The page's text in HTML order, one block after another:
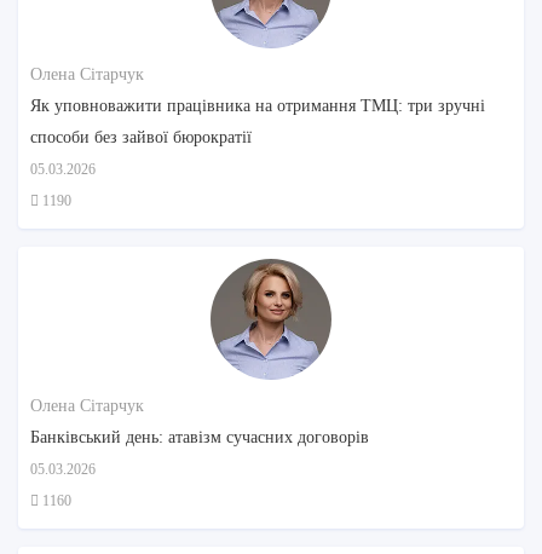
Олена Сітарчук
Як уповноважити працівника на отримання ТМЦ: три зручні
способи без зайвої бюрократії
05.03.2026
1190
Олена Сітарчук
Банківський день: атавізм сучасних договорів
05.03.2026
1160